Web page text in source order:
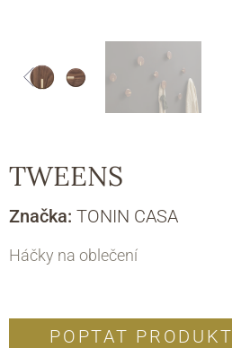
TWEENS
Značka: TONIN CASA
Háčky na oblečení
POPTAT PRODUKT